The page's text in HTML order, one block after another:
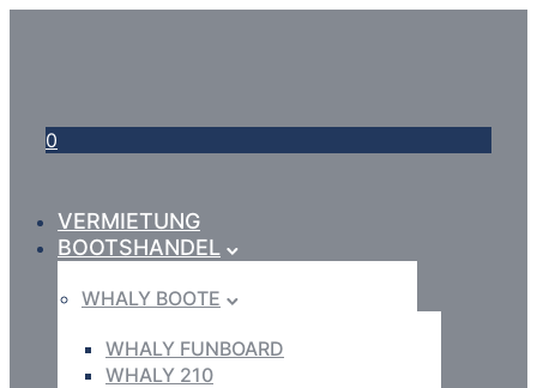
0
VERMIETUNG
BOOTSHANDEL
WHALY BOOTE
WHALY FUNBOARD
WHALY 210